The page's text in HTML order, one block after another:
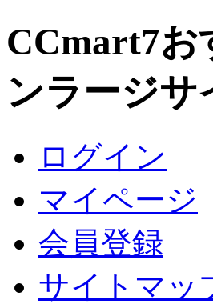
CCmart7お
ンラージ
ログイン
マイページ
会員登録
サイトマッ